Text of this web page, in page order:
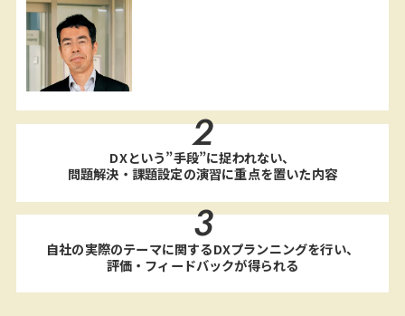
2
DXという”手段”に捉われない、
問題解決・課題設定の演習に重点を置いた内容
3
自社の実際のテーマに関するDXプランニングを行い、
評価・フィードバックが得られる